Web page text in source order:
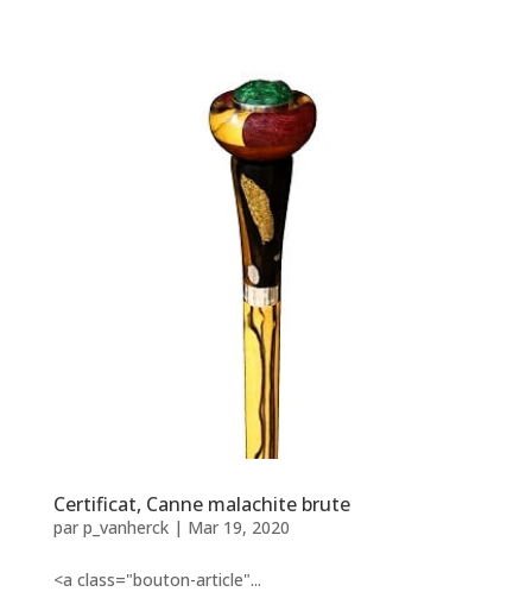
Certificat, Canne malachite brute
par p_vanherck| Mar 19, 2020
<a class="bouton-article"...